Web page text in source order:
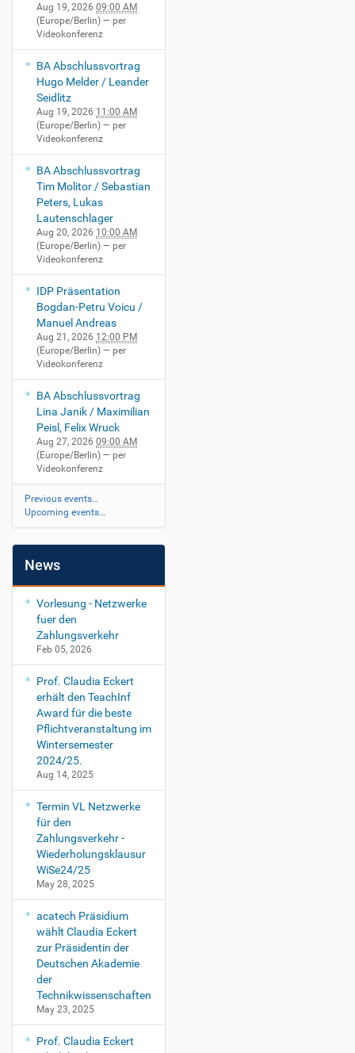
Aug 19, 2026 09:00 AM
(Europe/Berlin) — per
Videokonferenz
BA Abschlussvortrag
Hugo Melder / Leander
Seidlitz
Aug 19, 2026 11:00 AM
(Europe/Berlin) — per
Videokonferenz
BA Abschlussvortrag
Tim Molitor / Sebastian
Peters, Lukas
Lautenschlager
Aug 20, 2026 10:00 AM
(Europe/Berlin) — per
Videokonferenz
IDP Präsentation
Bogdan-Petru Voicu /
Manuel Andreas
Aug 21, 2026 12:00 PM
(Europe/Berlin) — per
Videokonferenz
BA Abschlussvortrag
Lina Janik / Maximilian
Peisl, Felix Wruck
Aug 27, 2026 09:00 AM
(Europe/Berlin) — per
Videokonferenz
Previous events…
Upcoming events…
News
Vorlesung - Netzwerke
fuer den
Zahlungsverkehr
Feb 05, 2026
Prof. Claudia Eckert
erhält den TeachInf
Award für die beste
Pflichtveranstaltung im
Wintersemester
2024/25.
Aug 14, 2025
Termin VL Netzwerke
für den
Zahlungsverkehr -
Wiederholungsklausur
WiSe24/25
May 28, 2025
acatech Präsidium
wählt Claudia Eckert
zur Präsidentin der
Deutschen Akademie
der
Technikwissenschaften
May 23, 2025
Prof. Claudia Eckert